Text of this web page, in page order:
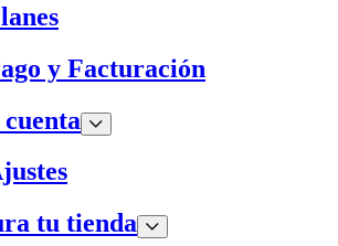
y Facturación
tu tienda